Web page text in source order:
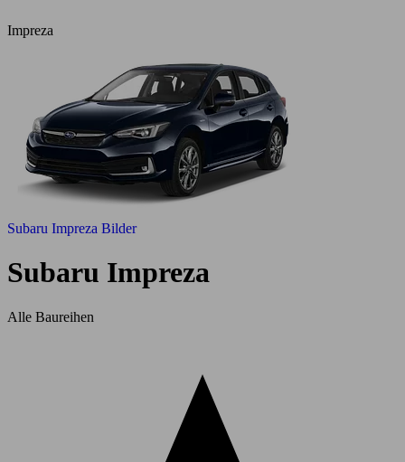
Impreza
Subaru Impreza Bilder
Subaru Impreza
Alle Baureihen